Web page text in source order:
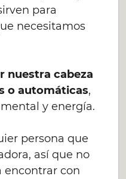
para
necesitamos
nuestra cabeza
o automáticas,
y energía.
persona que
así que no
encontrar con